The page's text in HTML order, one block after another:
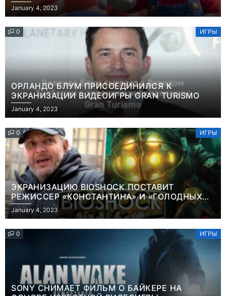
January 4, 2023
0 ИГРЫ
ОРЛАНДО БЛУМ ПРИСОЕДИНИЛСЯ К
ЭКРАНИЗАЦИИ ВИДЕОИГРЫ GRAN TURISMO
January 4, 2023
0 ИГРЫ
ЭКРАНИЗАЦИЮ BIOSHOCK ПОСТАВИТ
РЕЖИССЕР «КОНСТАНТИНА» И «ГОЛОДНЫХ
ИГР»
January 4, 2023
0 ИГРЫ
SONY СНИМАЕТ ФИЛЬМ О БАЙКЕРЕ НА